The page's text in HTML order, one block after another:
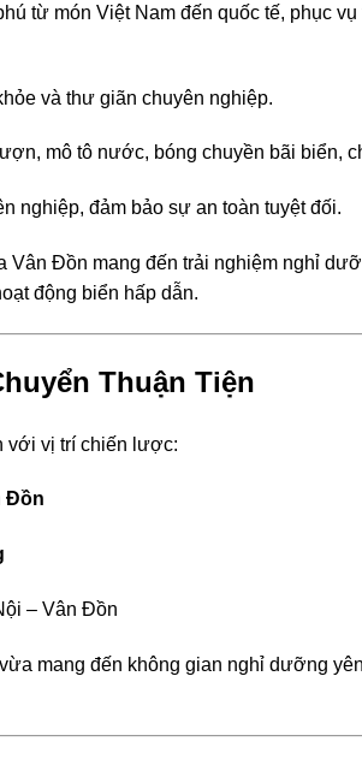
từ món Việt Nam đến quốc tế, phục
và thư giãn chuyên nghiệp.
mô tô nước, bóng chuyền bãi biển,
nghiệp, đảm bảo sự an toàn tuyệt đối.
Vân Đồn mang đến trải nghiệm nghỉ
động biển hấp dẫn.
Thuận Tiện
với vị trí chiến lược:
Đồn
– Vân Đồn
mang đến không gian nghỉ dưỡng